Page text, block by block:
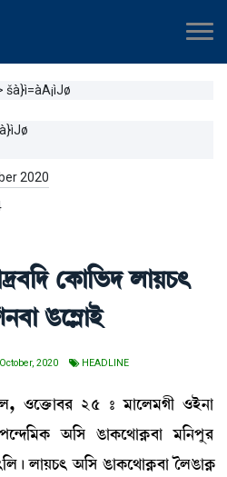
šà}ì=àA¡ìJø
2020
ëA¡à[®¡ƒ ºàÚW¡;
R¡ì´ÃàÒü
2020 HEADLINE
*ìv¡û¡à¤¹ 25 – ³àìº³Kã *Òü>à
"[Î R¡àA¡ì=àA¥¡¤à ³[>šå¹
ºàÚW¡; "[Î R¡àA¡ì=àA¥¡¤à íºR¡àA¥